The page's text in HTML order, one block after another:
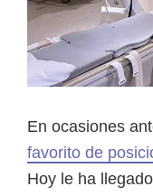
En ocasiones
favorito de
Hoy le ha